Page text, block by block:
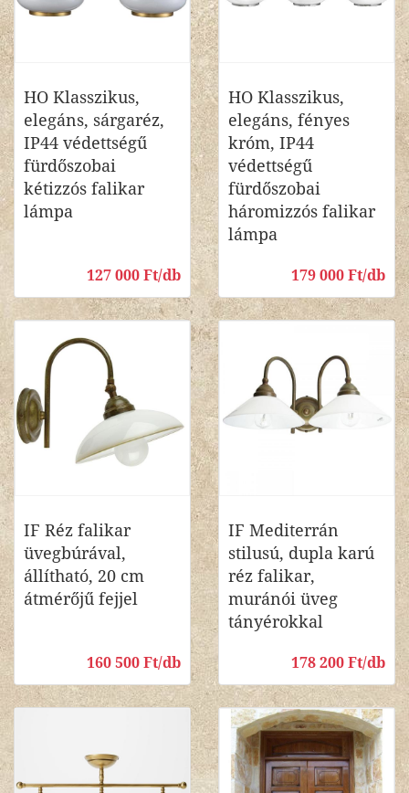
HO Klasszikus,
elegáns, sárgaréz,
IP44 védettségű
fürdőszobai
kétizzós falikar
lámpa
127 000 Ft/db
HO Klasszikus,
elegáns, fényes
króm, IP44
védettségű
fürdőszobai
háromizzós falikar
lámpa
179 000 Ft/db
IF Réz falikar
üvegbúrával,
állítható, 20 cm
átmérőjű fejjel
160 500 Ft/db
IF Mediterrán
stilusú, dupla karú
réz falikar,
muránói üveg
tányérokkal
178 200 Ft/db